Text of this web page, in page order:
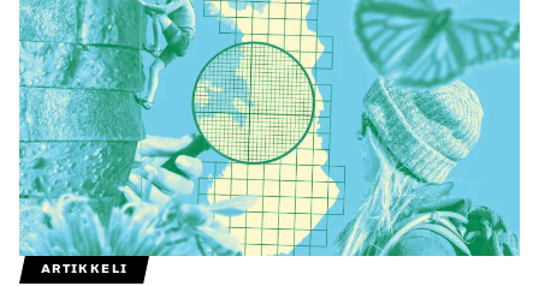
ARTIKKELI